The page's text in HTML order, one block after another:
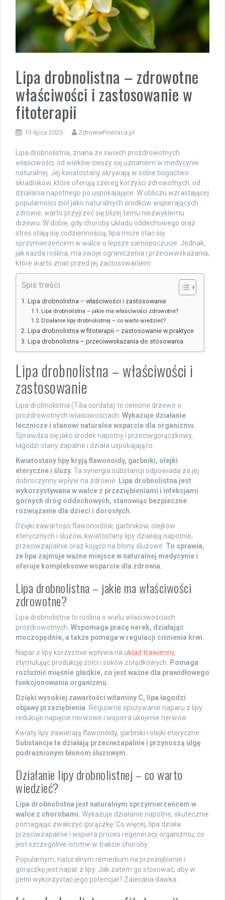
Lipa drobnolistna – zdrowotne
właściwości i zastosowanie w
fitoterapii
13 lipca 2025 ZdrowiePowraca.pl
Lipa drobnolistna, znana ze swoich prozdrowotnych
właściwości, od wieków cieszy się uznaniem w medycynie
naturalnej. Jej kwiatostany skrywają w sobie bogactwo
składników, które oferują szereg korzyści zdrowotnych, od
działania napotnego po uspokajające. W obliczu wzrastającej
popularności ziół jako naturalnych środków wspierających
zdrowie, warto przyjrzeć się bliżej temu niezwykłemu
drzewu. W dobie, gdy choroby układu oddechowego oraz
stres stają się codziennością, lipa może stać się
sprzymierzeńcem w walce o lepsze samopoczucie. Jednak,
jak każda roślina, ma swoje ograniczenia i przeciwwskazania,
które warto znać przed jej zastosowaniem.
Spis treści
Lipa drobnolistna – właściwości i zastosowanie
Lipa drobnolistna – jakie ma właściwości zdrowotne?
Działanie lipy drobnolistnej – co warto wiedzieć?
Lipa drobnolistna w fitoterapii – zastosowanie w praktyce
Lipa drobnolistna – przeciwwskazania do stosowania
Lipa drobnolistna – właściwości i
zastosowanie
Lipa drobnolistna (Tilia cordata) to cenione drzewo o
prozdrowotnych właściwościach. Wykazuje działanie
lecznicze i stanowi naturalne wsparcie dla organizmu.
Sprawdza się jako środek napotny i przeciwgorączkowy,
łagodzi stany zapalne i działa uspokajająco.
Kwiatostany lipy kryją flawonoidy, garbniki, olejki
eteryczne i śluzy. Ta synergia substancji odpowiada za jej
dobroczynny wpływ na zdrowie. Lipa drobnolistna jest
wykorzystywana w walce z przeziębieniami i infekcjami
górnych dróg oddechowych, stanowiąc bezpieczne
rozwiązanie dla dzieci i dorosłych.
Dzięki zawartości flawonoidów, garbników, olejków
eterycznych i śluzów, kwiatostany lipy działają napotnie,
przeciwzapalnie oraz kojąco na błony śluzowe. To sprawia,
że lipa zajmuje ważne miejsce w naturalnej medycynie i
oferuje kompleksowe wsparcie dla zdrowia.
Lipa drobnolistna – jakie ma właściwości
zdrowotne?
Lipa drobnolistna to roślina o wielu właściwościach
prozdrowotnych. Wspomaga pracę nerek, działając
moczopędnie, a także pomaga w regulacji ciśnienia krwi.
Napar z lipy korzystnie wpływa na układ trawienny,
stymulując produkcję żółci i soków żołądkowych. Pomaga
rozluźnić mięśnie gładkie, co jest ważne dla prawidłowego
funkcjonowania organizmu.
Dzięki wysokiej zawartości witaminy C, lipa łagodzi
objawy przeziębienia. Regularne spożywanie naparu z lipy
redukuje napięcie nerwowe i wspiera ukojenie nerwów.
Kwiaty lipy zawierają flawonoidy, garbniki i olejki eteryczne.
Substancje te działają przeciwzapalnie i przynoszą ulgę
podrażnionym błonom śluzowym.
Działanie lipy drobnolistnej – co warto
wiedzieć?
Lipa drobnolistna jest naturalnym sprzymierzeńcem w
walce z chorobami. Wykazuje działanie napotne, skutecznie
pomagając zwalczyć gorączkę. Co więcej, lipa działa
przeciwzapalnie i wspiera proces regeneracji organizmu, co
jest szczególnie istotne w trakcie choroby.
Popularnym, naturalnym remedium na przeziębienie i
gorączkę jest napar z lipy. Jak zatem go stosować, aby w
pełni wykorzystać jego potencjał? Zalecana dawka…